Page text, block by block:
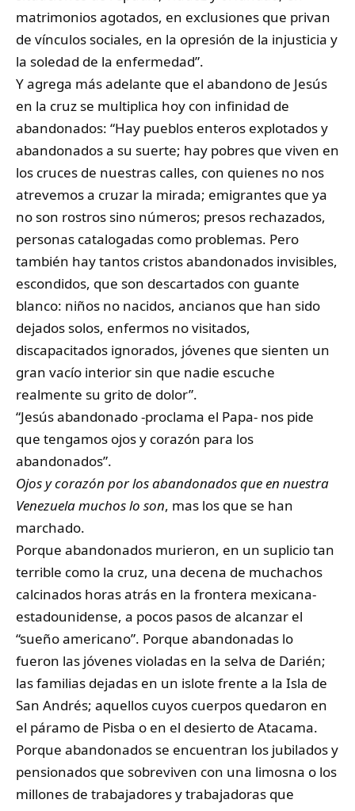
matrimonios agotados, en exclusiones que privan
de vínculos sociales, en la opresión de la injusticia y
la soledad de la enfermedad”.
Y agrega más adelante que el abandono de Jesús
en la cruz se multiplica hoy con infinidad de
abandonados: “Hay pueblos enteros explotados y
abandonados a su suerte; hay pobres que viven en
los cruces de nuestras calles, con quienes no nos
atrevemos a cruzar la mirada; emigrantes que ya
no son rostros sino números; presos rechazados,
personas catalogadas como problemas. Pero
también hay tantos cristos abandonados invisibles,
escondidos, que son descartados con guante
blanco: niños no nacidos, ancianos que han sido
dejados solos, enfermos no visitados,
discapacitados ignorados, jóvenes que sienten un
gran vacío interior sin que nadie escuche
realmente su grito de dolor”.
“Jesús abandonado -proclama el Papa- nos pide
que tengamos ojos y corazón para los
abandonados”.
Ojos y corazón por los abandonados que en nuestra
Venezuela muchos lo son, mas los que se han
marchado.
Porque abandonados murieron, en un suplicio tan
terrible como la cruz, una decena de muchachos
calcinados horas atrás en la frontera mexicana-
estadounidense, a pocos pasos de alcanzar el
“sueño americano”. Porque abandonadas lo
fueron las jóvenes violadas en la selva de Darién;
las familias dejadas en un islote frente a la Isla de
San Andrés; aquellos cuyos cuerpos quedaron en
el páramo de Pisba o en el desierto de Atacama.
Porque abandonados se encuentran los jubilados y
pensionados que sobreviven con una limosna o los
millones de trabajadores y trabajadoras que